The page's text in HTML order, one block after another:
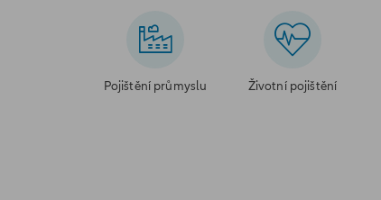
Pojištění průmyslu Životní pojištění